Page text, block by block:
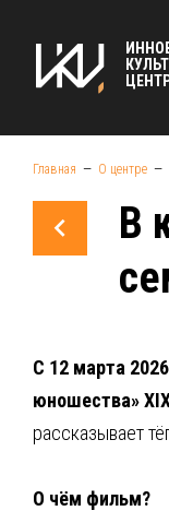
Главная О центре
В
С 12 марта
юношества»
рассказывает
О чём фильм?